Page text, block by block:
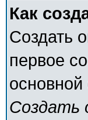
Как
Создать
первое
Создать